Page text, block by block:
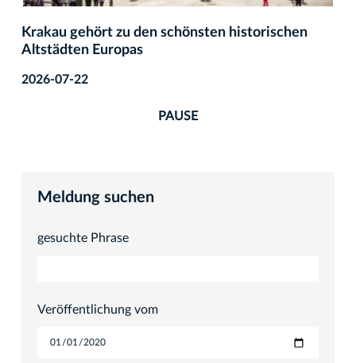
Krakau gehört zu den schönsten historischen
Altstädten Europas
2026-07-22
PAUSE
Meldung suchen
gesuchte Phrase
Veröffentlichung vom